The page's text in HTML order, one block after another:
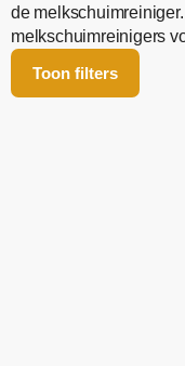
de
melkschuimreinigers
Toon filters